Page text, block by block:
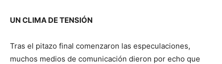
UN CLIMA DE TENSIÓN
Tras el pitazo final comenzaron las especulaciones,
muchos medios de comunicación dieron por echo que